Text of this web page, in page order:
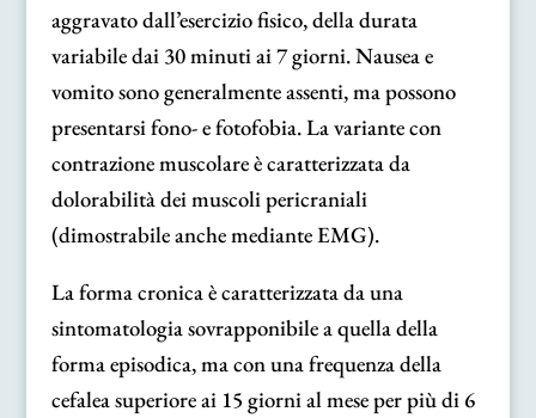
aggravato dall’esercizio fisico, della durata
variabile dai 30 minuti ai 7 giorni. Nausea e
vomito sono generalmente assenti, ma possono
presentarsi fono- e fotofobia. La variante con
contrazione muscolare è caratterizzata da
dolorabilità dei muscoli pericraniali
(dimostrabile anche mediante EMG).
La forma cronica è caratterizzata da una
sintomatologia sovrapponibile a quella della
forma episodica, ma con una frequenza della
cefalea superiore ai 15 giorni al mese per più di 6